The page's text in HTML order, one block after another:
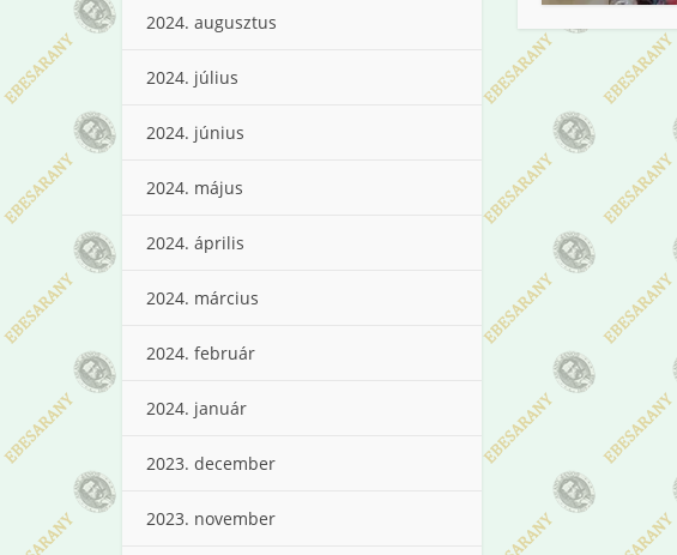
2024. augusztus
2024. július
2024. június
2024. május
2024. április
2024. március
2024. február
2024. január
2023. december
2023. november